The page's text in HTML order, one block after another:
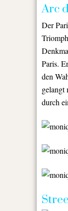
Arc
Der
Paris.
den
gelangt
durch